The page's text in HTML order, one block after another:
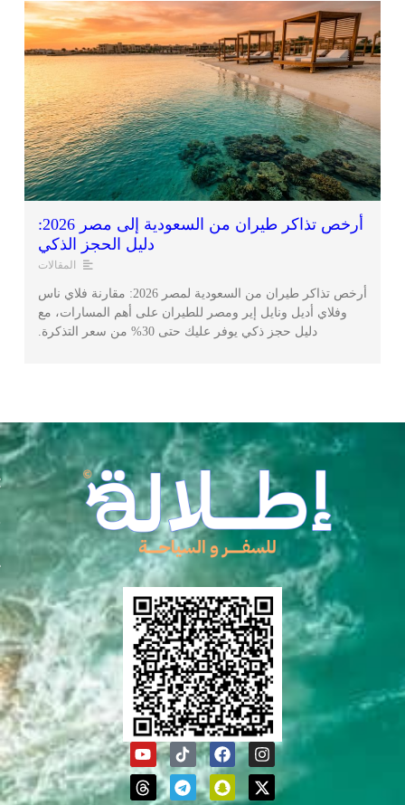
أرخص تذاكر طيران من السعودية إلى مصر 2026:
دليل الحجز الذكي
المقالات
أرخص تذاكر طيران من السعودية لمصر 2026: مقارنة فلاي ناس
وفلاي أديل ونايل إير ومصر للطيران على أهم المسارات، مع
دليل حجز ذكي يوفر عليك حتى 30% من سعر التذكرة.